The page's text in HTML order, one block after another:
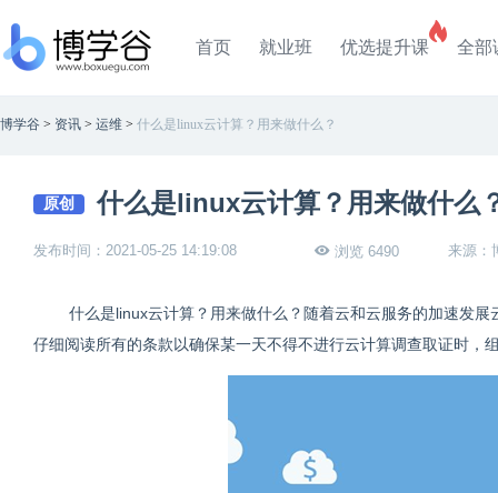
首页 就业班 优选提升课 全部
博学谷 > 资讯 > 运维 > 什么是linux云计算？用来做什么？
原创 什么是linux云计算？用来做什么
发布时间：2021-05-25 14:19:08 浏览 6490 来源：
什么是linux云计算？用来做什么？随着云和云服务的加速发
仔细阅读所有的条款以确保某一天不得不进行云计算调查取证时，